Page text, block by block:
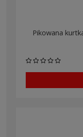
Pikowana